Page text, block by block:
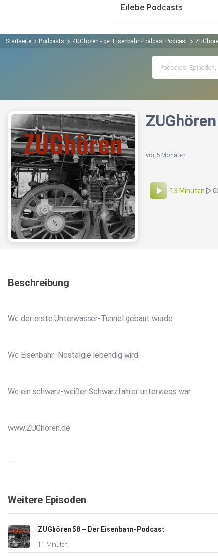
Erlebe Podcasts
Startseite Podcasts ZUGhören - der Eisenbahn-Podcast Podcast
vor 5 Monaten
13 Minuten 0
Beschreibung
Wo der erste Unterwasser-Tunnel gebaut wurde
Wo Eisenbahn-Nostalgie lebendig wird
Wo ein schwarz-weißer Schwarzfahrer unterwegs war
www.ZUGhören.de⁠
YouTube:⁠⁠⁠⁠⁠⁠⁠⁠⁠⁠⁠⁠https://www.youtube.com/@zughoren5328/videos⁠⁠⁠⁠⁠⁠⁠⁠
Weitere Episoden
ZUGhören 58 – Der Eisenbahn-Podcast
11 Minuten